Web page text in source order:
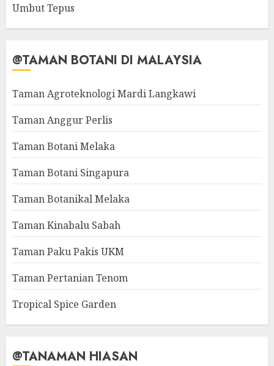
Umbut Tepus
@TAMAN BOTANI DI MALAYSIA
Taman Agroteknologi Mardi Langkawi
Taman Anggur Perlis
Taman Botani Melaka
Taman Botani Singapura
Taman Botanikal Melaka
Taman Kinabalu Sabah
Taman Paku Pakis UKM
Taman Pertanian Tenom
Tropical Spice Garden
@TANAMAN HIASAN